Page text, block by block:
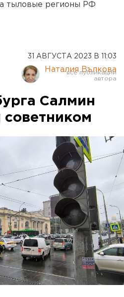
тыловые регионы РФ
31 АВГУСТА 2023 В 11:03
Наталия Вълкова
Салмин
советником